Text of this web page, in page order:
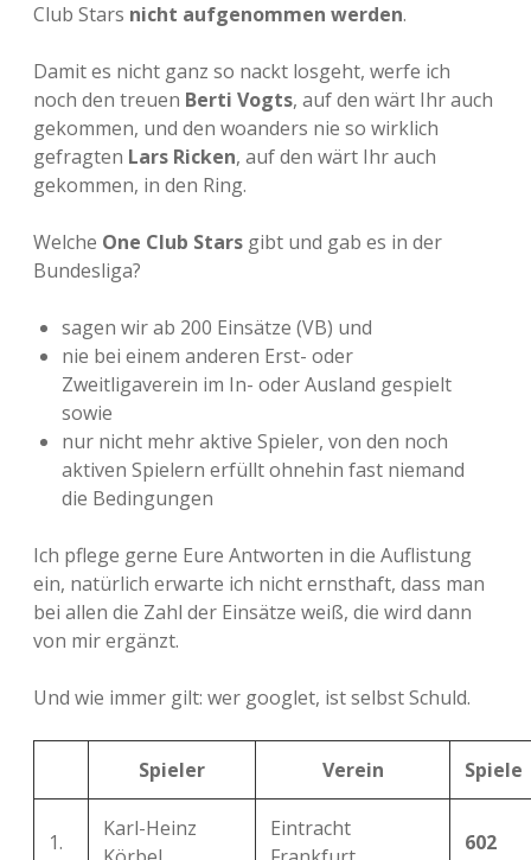
Club Stars nicht aufgenommen werden.
Damit es nicht ganz so nackt losgeht, werfe ich
noch den treuen Berti Vogts, auf den wärt Ihr auch
gekommen, und den woanders nie so wirklich
gefragten Lars Ricken, auf den wärt Ihr auch
gekommen, in den Ring.
Welche One Club Stars gibt und gab es in der
Bundesliga?
sagen wir ab 200 Einsätze (VB) und
nie bei einem anderen Erst- oder
Zweitligaverein im In- oder Ausland gespielt
sowie
nur nicht mehr aktive Spieler, von den noch
aktiven Spielern erfüllt ohnehin fast niemand
die Bedingungen
Ich pflege gerne Eure Antworten in die Auflistung
ein, natürlich erwarte ich nicht ernsthaft, dass man
bei allen die Zahl der Einsätze weiß, die wird dann
von mir ergänzt.
Und wie immer gilt: wer googlet, ist selbst Schuld.
Spieler Verein Spiele
1.
Karl-Heinz
Eintracht
602